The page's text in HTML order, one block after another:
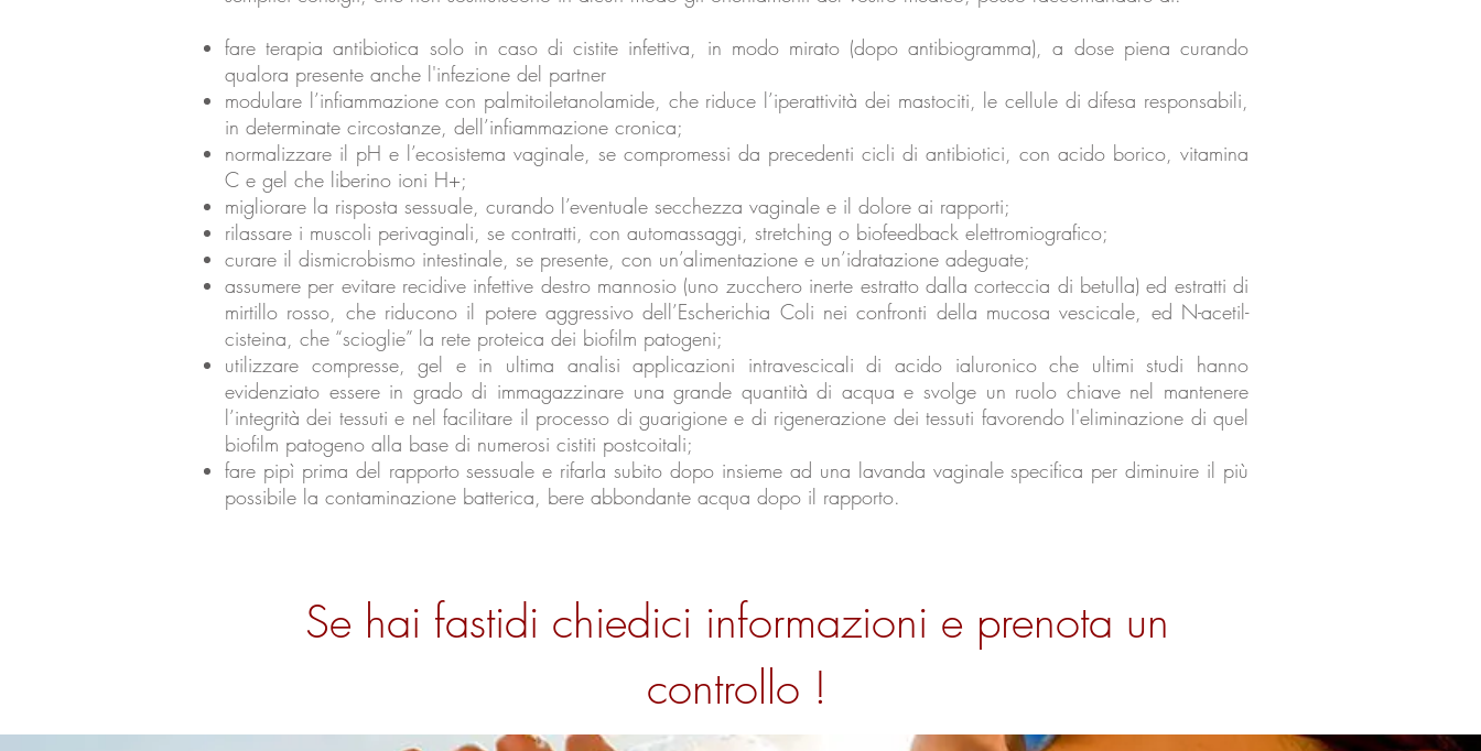
fare terapia antibiotica solo in caso di cistite infettiva, in modo mirato (dopo antibiogramma), a dose piena curando
qualora presente anche l'infezione del partner
modulare l’infiammazione con palmitoiletanolamide, che riduce l’iperattività dei mastociti, le cellule di difesa responsabili,
in determinate circostanze, dell’infiammazione cronica;
normalizzare il pH e l’ecosistema vaginale, se compromessi da precedenti cicli di antibiotici, con acido borico, vitamina
C e gel che liberino ioni H+;
migliorare la risposta sessuale, curando l’eventuale secchezza vaginale e il dolore ai rapporti;
rilassare i muscoli perivaginali, se contratti, con automassaggi, stretching o biofeedback elettromiografico;
curare il dismicrobismo intestinale, se presente, con un’alimentazione e un’idratazione adeguate;
assumere per evitare recidive infettive destro mannosio (uno zucchero inerte estratto dalla corteccia di betulla) ed estratti di
mirtillo rosso, che riducono il potere aggressivo dell’Escherichia Coli nei confronti della mucosa vescicale, ed N-acetil-
cisteina, che “scioglie” la rete proteica dei biofilm patogeni;
utilizzare compresse, gel e in ultima analisi applicazioni intravescicali di acido ialuronico che ultimi studi hanno
evidenziato essere in grado di immagazzinare una grande quantità di acqua e svolge un ruolo chiave nel mantenere
l’integrità dei tessuti e nel facilitare il processo di guarigione e di rigenerazione dei tessuti favorendo l'eliminazione di quel
biofilm patogeno alla base di numerosi cistiti postcoitali;
fare pipì prima del rapporto sessuale e rifarla subito dopo insieme ad una lavanda vaginale specifica per diminuire il più
possibile la contaminazione batterica, bere abbondante acqua dopo il rapporto.
Se hai fastidi chiedici informazioni e prenota un
controllo !